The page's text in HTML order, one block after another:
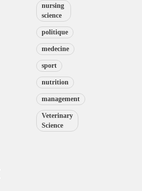
nursing
science
politique
medecine
sport
nutrition
management
Veterinary
Science